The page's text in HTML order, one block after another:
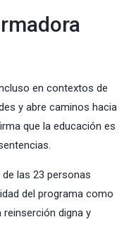
en contextos de
y abre caminos hacia
que la educación es
las 23 personas
del programa como
digna y